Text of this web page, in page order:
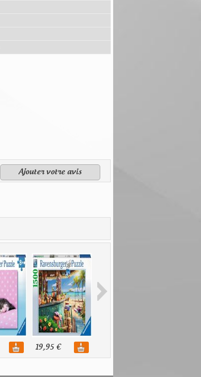
Ajouter votre avis
19,95 €